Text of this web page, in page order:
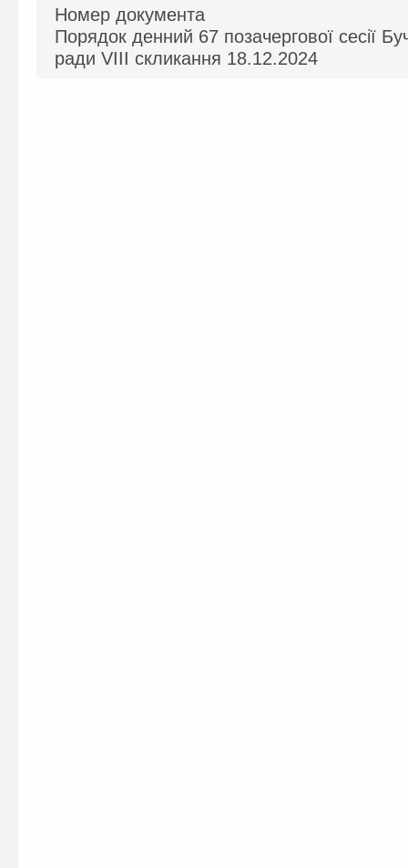
Номер документа
Порядок денний 67 позачергової сесії
ради VIIІ скликання 18.12.2024